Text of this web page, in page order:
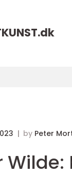
dk
by Peter
Wilde: